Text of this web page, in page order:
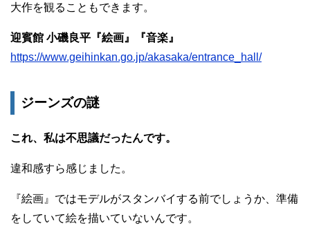
大作を観ることもできます。
迎賓館 小磯良平『絵画』『音楽』
https://www.geihinkan.go.jp/akasaka/entrance_hall/
ジーンズの謎
これ、私は不思議だったんです。
違和感すら感じました。
『絵画』ではモデルがスタンバイする前でしょうか、準備
をしていて絵を描いていないんです。